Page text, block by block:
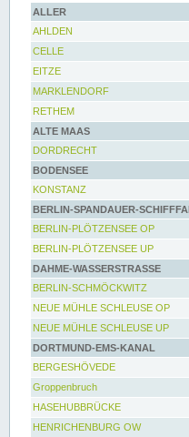
ALLER
AHLDEN
CELLE
EITZE
MARKLENDORF
RETHEM
ALTE MAAS
DORDRECHT
BODENSEE
KONSTANZ
BERLIN-SPANDAUER-
BERLIN-PLÖTZENSEE OP
BERLIN-PLÖTZENSEE UP
DAHME-WASSERSTRASSE
BERLIN-SCHMÖCKWITZ
NEUE MÜHLE SCHLEUSE OP
NEUE MÜHLE SCHLEUSE UP
DORTMUND-EMS-KANAL
BERGESHÖVEDE
Groppenbruch
HASEHUBBRÜCKE
HENRICHENBURG OW